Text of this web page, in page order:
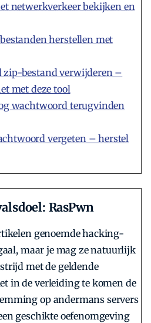
netwerkverkeer bekijken en
herstellen met
zip-bestand verwijderen –
met deze tool
wachtwoord terugvinden
vergeten – herstel
RasPwn
genoemde hacking-
maar je mag ze natuurlijk
met de ­geldende
in de verleiding te ­komen de
op andermans servers
geschikte oefen­omgeving